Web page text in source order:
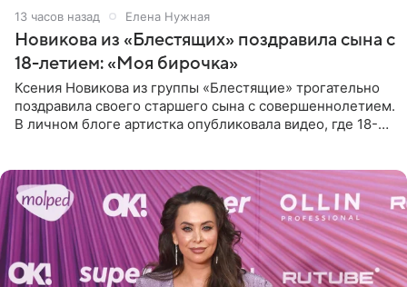
13 часов назад Елена Нужная
Новикова из «Блестящих» поздравила сына с
18-летием: «Моя бирочка»
Ксения Новикова из группы «Блестящие» трогательно
поздравила своего старшего сына с совершеннолетием.
В личном блоге артистка опубликовала видео, где 18-